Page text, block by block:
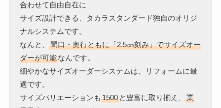
合わせて自由自在に
サイズ設計できる、タカラスタンダード独自のオリジ
ナルシステムです。
なんと、間口・奥行ともに「2.5㎝刻み」でサイズオー
ダーが可能なんです。
細やかなサイズオーダーシステムは、リフォームに最
適です。
サイズバリエーションも1500 と豊富に取り揃え、業